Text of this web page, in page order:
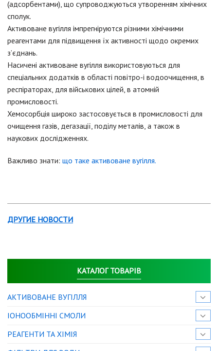
КАТАЛОГ ТОВАРІВ
АКТИВОВАНЕ ВУГІЛЛЯ
IОНООБМІННІ СМОЛИ
РЕАГЕНТИ ТА ХІМІЯ
(адсорбентами), що супроводжуються утворенням хімічних
сполук.
Активоване вугілля імпрегніруются різними хімічними
реагентами для підвищення їх активності щодо окремих
з’єднань.
Насичені активоване вугілля використовуються для
спеціальних додатків в області повітро-і водоочищення, в
респіраторах, для військових цілей, в атомній
промисловості.
Хемосорбція широко застосовується в промисловості для
очищення газів, дегазації, поділу металів, а також в
наукових дослідженнях.
Важливо знати: що таке активоване вугілля.
ДРУГИЕ НОВОСТИ